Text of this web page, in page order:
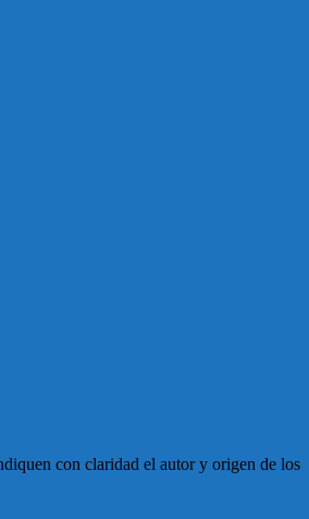
con claridad el autor y origen de los